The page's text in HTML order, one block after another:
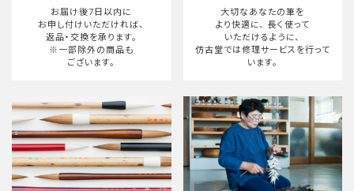
検索する
お届け後7日以内に
お申し付けいただければ、
返品・交換を承ります。
※一部除外の商品も
ございます。
大切なあなたの筆を
より快適に、 長く使って
いただけるように、
仿古堂では修理サービスを行って
います。